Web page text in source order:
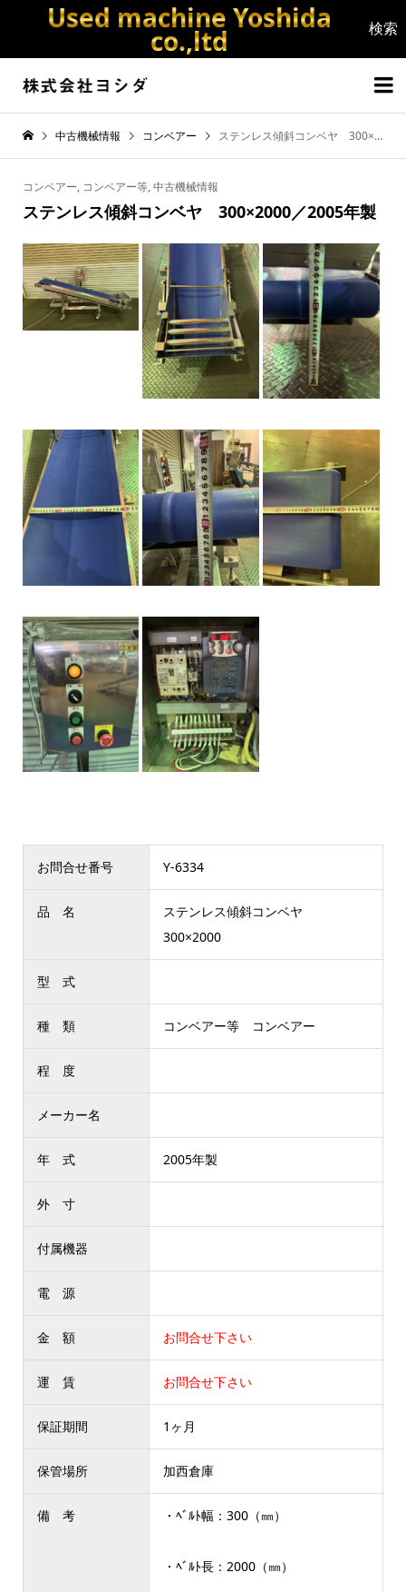
Used machine Yoshida
co.,ltd


中古機械情報 コンベアー ステンレス傾斜コンベヤ 300×2000／2005年製
コンベアー, コンベアー等,中古機械情報
ステンレス傾斜コンベヤ 300×2000／2005年製
お問合せ番号 Y-6334
品 名
ステンレス傾斜コンベヤ
300×2000
型 式
種 類 コンベアー等 コンベアー
程 度
メーカー名
年 式 2005年製
外 寸
付属機器
電 源
金 額 お問合せ下さい
運 賃 お問合せ下さい
保証期間 1ヶ月
保管場所 加西倉庫
備 考 ・ﾍﾞﾙﾄ幅：300（㎜）
・ﾍﾞﾙﾄ長：2000（㎜）